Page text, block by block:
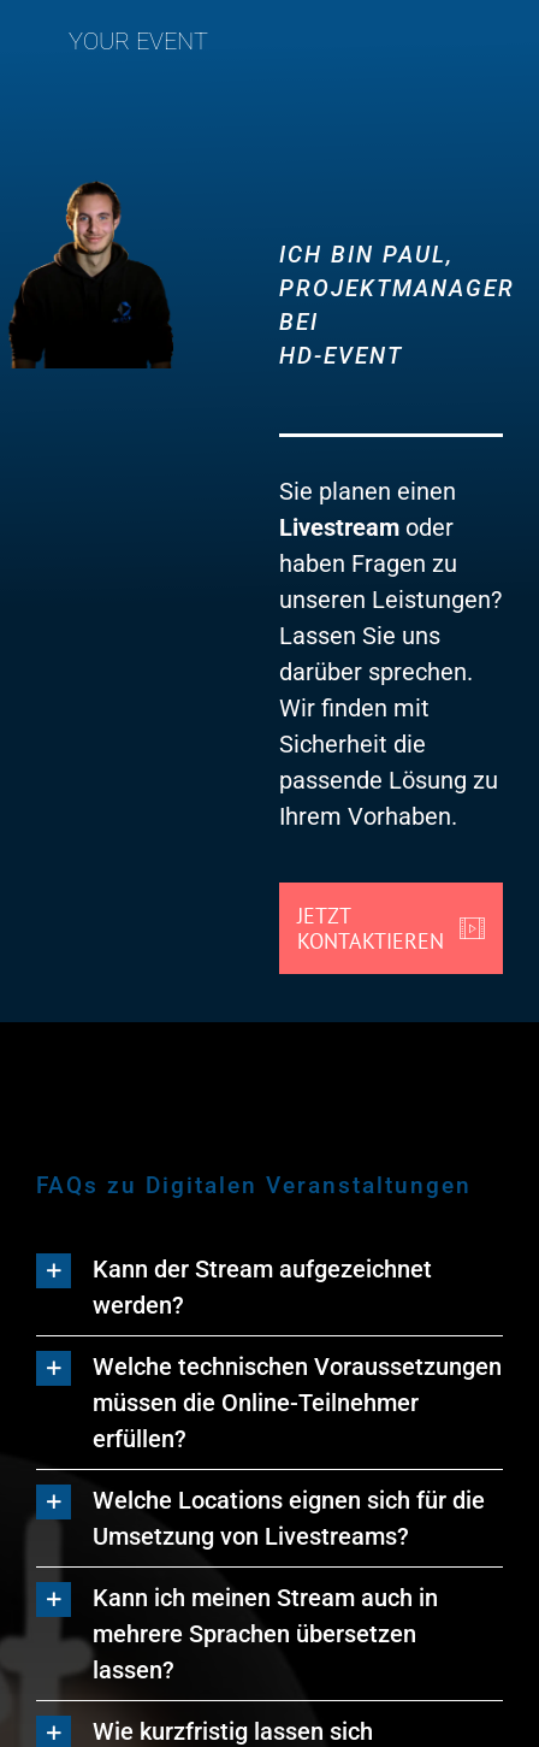
YOUR EVENT
ICH BIN PAUL,
PROJEKTMANAGER
BEI
HD-EVENT
Sie planen einen
Livestream oder
haben Fragen zu
unseren Leistungen?
Lassen Sie uns
darüber sprechen.
Wir finden mit
Sicherheit die
passende Lösung zu
Ihrem Vorhaben.
JETZT
KONTAKTIEREN
FAQs zu Digitalen Veranstaltungen
Kann der Stream aufgezeichnet
werden?
Welche technischen Voraussetzungen
müssen die Online-Teilnehmer
erfüllen?
Welche Locations eignen sich für die
Umsetzung von Livestreams?
Kann ich meinen Stream auch in
mehrere Sprachen übersetzen
lassen?
Wie kurzfristig lassen sich